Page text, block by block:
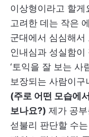
이상형이라고 할
고려한 데는 작은
군대에서 심심해
인내심과 성실함
‘토익을 잘 보는 사
보장되는 사람이구
(주로 어떤 모습에
보나요?) 제가 공
섣불리 판단할 수